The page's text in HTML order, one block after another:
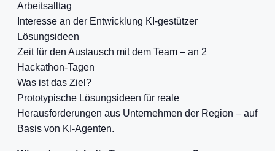
Arbeitsalltag
Interesse an der Entwicklung KI-gestützer
Lösungsideen
Zeit für den Austausch mit dem Team – an 2
Hackathon-Tagen
Was ist das Ziel?
Prototypische Lösungsideen für reale
Herausforderungen aus Unternehmen der Region – auf
Basis von KI-Agenten.